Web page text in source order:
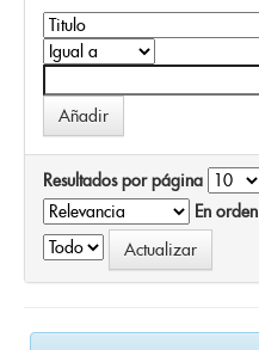
Resultados por página
En orden